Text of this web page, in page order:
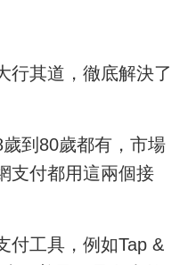
行其道，徹底解決了
到80歲都有，市場
支付都用這兩個接
付工具，例如Tap &